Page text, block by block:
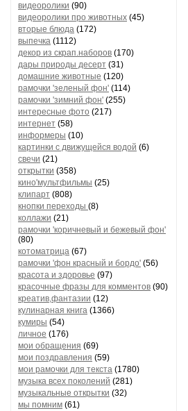
видеоролики (90)
видеоролики про животных (45)
вторые блюда (172)
выпечка (1112)
декор из скрап.наборов (170)
дары природы десерт (31)
домашние животные (120)
рамочки 'зеленый фон' (114)
рамочки 'зимний фон' (255)
интересные фото (217)
интернет (58)
информеры (10)
картинки с движущейся водой (6)
свечи (21)
открытки (358)
кино'мультфильмы (25)
клипарт (808)
кнопки переходы (8)
коллажи (21)
рамочки 'коричневый и бежевый фон'
(80)
котоматрица (67)
рамочки 'фон красный и бордо' (56)
красота и здоровье (97)
красочные фразы для комментов (90)
креатив,фантазии (12)
кулинарная книга (1366)
кумиры (54)
личное (176)
мои обращения (69)
мои поздравления (59)
мои рамочки для текста (1780)
музыка всех поколений (281)
музыкальные открытки (32)
мы помним (61)